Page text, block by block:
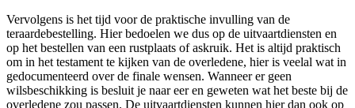
Vervolgens is het tijd voor de praktische invulling van de
teraardebestelling. Hier bedoelen we dus op de uitvaartdiensten en
op het bestellen van een rustplaats of askruik. Het is altijd praktisch
om in het testament te kijken van de overledene, hier is veelal wat in
gedocumenteerd over de finale wensen. Wanneer er geen
wilsbeschikking is besluit je naar eer en geweten wat het beste bij de
overledene zou passen. De uitvaartdiensten kunnen hier dan ook op